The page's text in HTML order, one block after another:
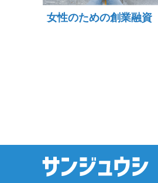
女性のための創業融資